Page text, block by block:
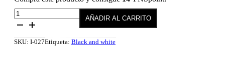
Esmalte
semipermanente
Impulse
AÑADIR AL CARRITO
SKU: I-027Etiqueta: Black and white